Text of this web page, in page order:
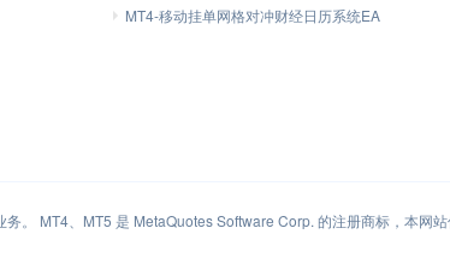
MT4-移动挂单网格对冲财经日历系统EA
。 MT4、MT5 是 MetaQuotes Software Corp. 的注册商标，本网站